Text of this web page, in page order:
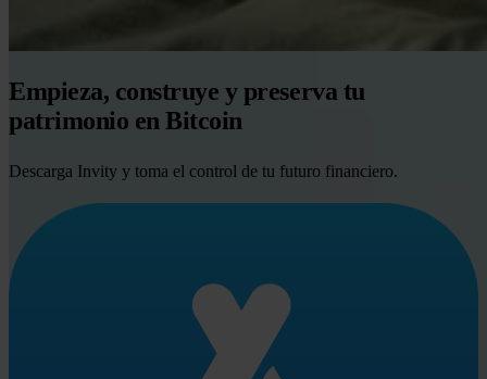
Empieza, construye y preserva tu
patrimonio en Bitcoin
Descarga Invity y toma el control de tu futuro financiero.